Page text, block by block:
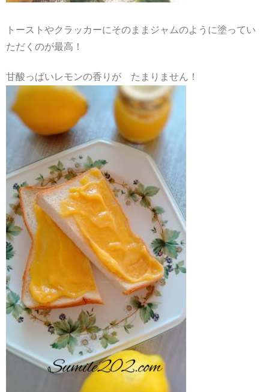
トーストやクラッカーにそのままジャムのように塗ってい
ただくのが最高！
甘酸っぱいレモンの香りが たまりません！